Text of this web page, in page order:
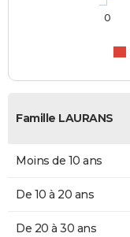
0
Famille LAURANS
Moins de 10 ans
De 10 à 20 ans
De 20 à 30 ans